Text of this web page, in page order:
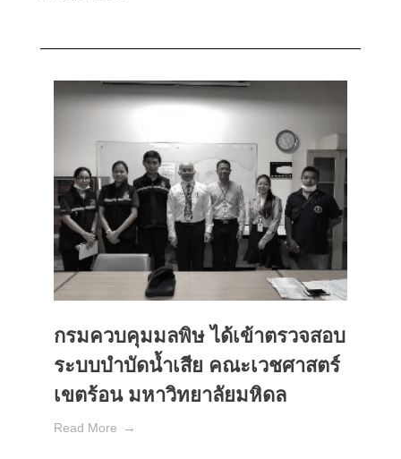
กรมควบคุมมลพิษ ได้เข้าตรวจสอบ
ระบบบำบัดน้ำเสีย คณะเวชศาสตร์
เขตร้อน มหาวิทยาลัยมหิดล
Read More